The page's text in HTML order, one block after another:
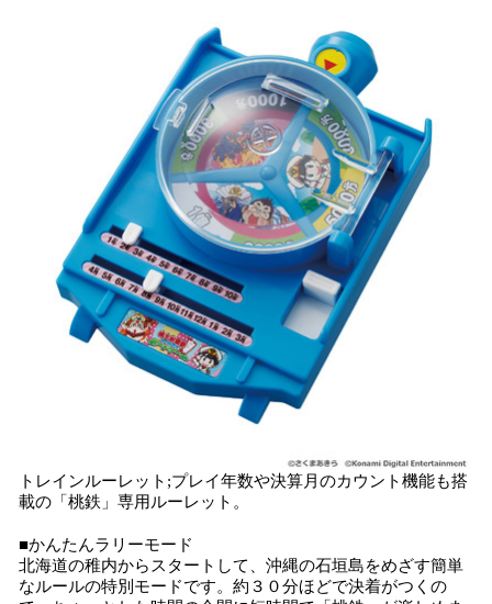
トレインルーレット;プレイ年数や決算月のカウント機能も搭
載の「桃鉄」専用ルーレット。
■かんたんラリーモード
北海道の稚内からスタートして、沖縄の石垣島をめざす簡単
なルールの特別モードです。約３０分ほどで決着がつくの